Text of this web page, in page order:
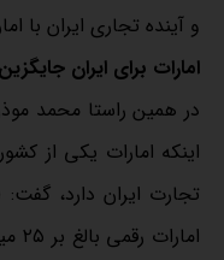
و آینده تجاری ایران با
امارات برای ایران
در همین راستا محمد
اینکه امارات یکی از
تجارت ایران دارد،